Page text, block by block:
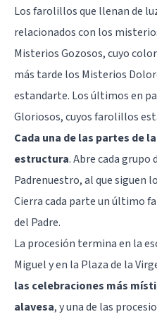
Los farolillos que llenan de
relacionados con los
Misterios Gozosos, cuyo
más tarde los Misterios
estandarte. Los últimos en
Gloriosos, cuyos farolillos
Cada una de las partes de
estructura. Abre cada
Padrenuestro, al que siguen
Cierra cada parte un último
del Padre.
La procesión termina en la
Miguel y en la Plaza de la
las celebraciones más
alavesa, y una de las